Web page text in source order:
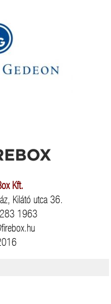
Kft.
Kilátó utca 36.
1963